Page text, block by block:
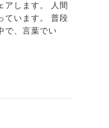
アします。 人間
ています。 普段
で、言葉でい